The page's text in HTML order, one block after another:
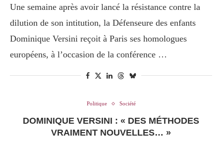
Une semaine après avoir lancé la résistance contre la
dilution de son intitution, la Défenseure des enfants
Dominique Versini reçoit à Paris ses homologues
européens, à l’occasion de la conférence …
Politique Société
DOMINIQUE VERSINI : « DES MÉTHODES
VRAIMENT NOUVELLES… »